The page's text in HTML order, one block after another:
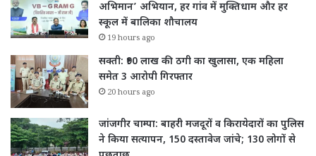
अभिमान’ अभियान, हर गांव में मुक्तिधाम और हर
स्कूल में बालिका शौचालय
19 hours ago
सक्ती: ₹90 लाख की ठगी का खुलासा, एक महिला
समेत 3 आरोपी गिरफ्तार
20 hours ago
जांजगीर चाम्पा: बाहरी मजदूरों व किरायेदारों का पुलिस
ने किया सत्यापन, 150 दस्तावेज जांचे; 130 लोगों से